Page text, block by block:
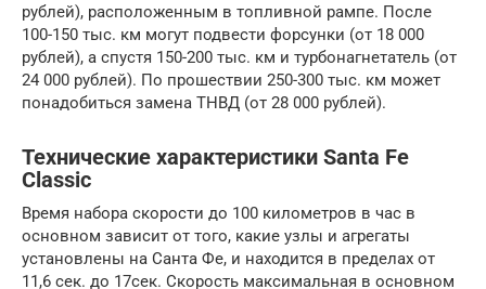
рублей), расположенным в топливной рампе. После
100-150 тыс. км могут подвести форсунки (от 18 000
рублей), а спустя 150-200 тыс. км и турбонагнетатель (от
24 000 рублей). По прошествии 250-300 тыс. км может
понадобиться замена ТНВД (от 28 000 рублей).
Технические характеристики Santa Fe
Classic
Время набора скорости до 100 километров в час в
основном зависит от того, какие узлы и агрегаты
установлены на Санта Фе, и находится в пределах от
11,6 сек. до 17сек. Скорость максимальная в основном